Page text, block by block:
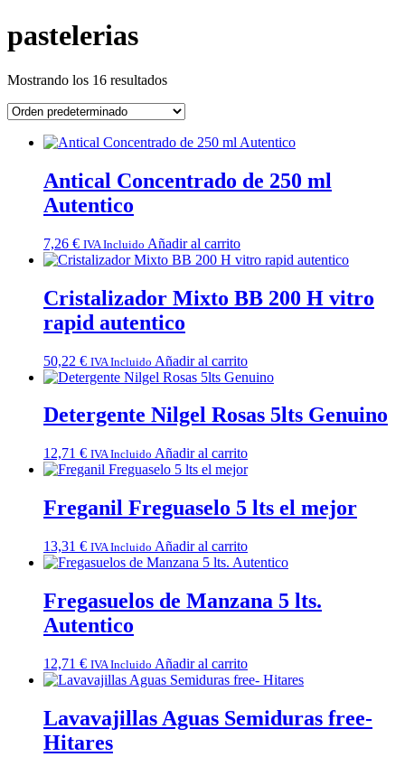
pastelerias
Mostrando los 16 resultados
Antical Concentrado de 250 ml
Autentico
7,26 € IVA Incluido Añadir al carrito
Cristalizador Mixto BB 200 H vitro
rapid autentico
50,22 € IVA Incluido Añadir al carrito
Detergente Nilgel Rosas 5lts Genuino
12,71 € IVA Incluido Añadir al carrito
Freganil Freguaselo 5 lts el mejor
13,31 € IVA Incluido Añadir al carrito
Fregasuelos de Manzana 5 lts.
Autentico
12,71 € IVA Incluido Añadir al carrito
Lavavajillas Aguas Semiduras free-
Hitares